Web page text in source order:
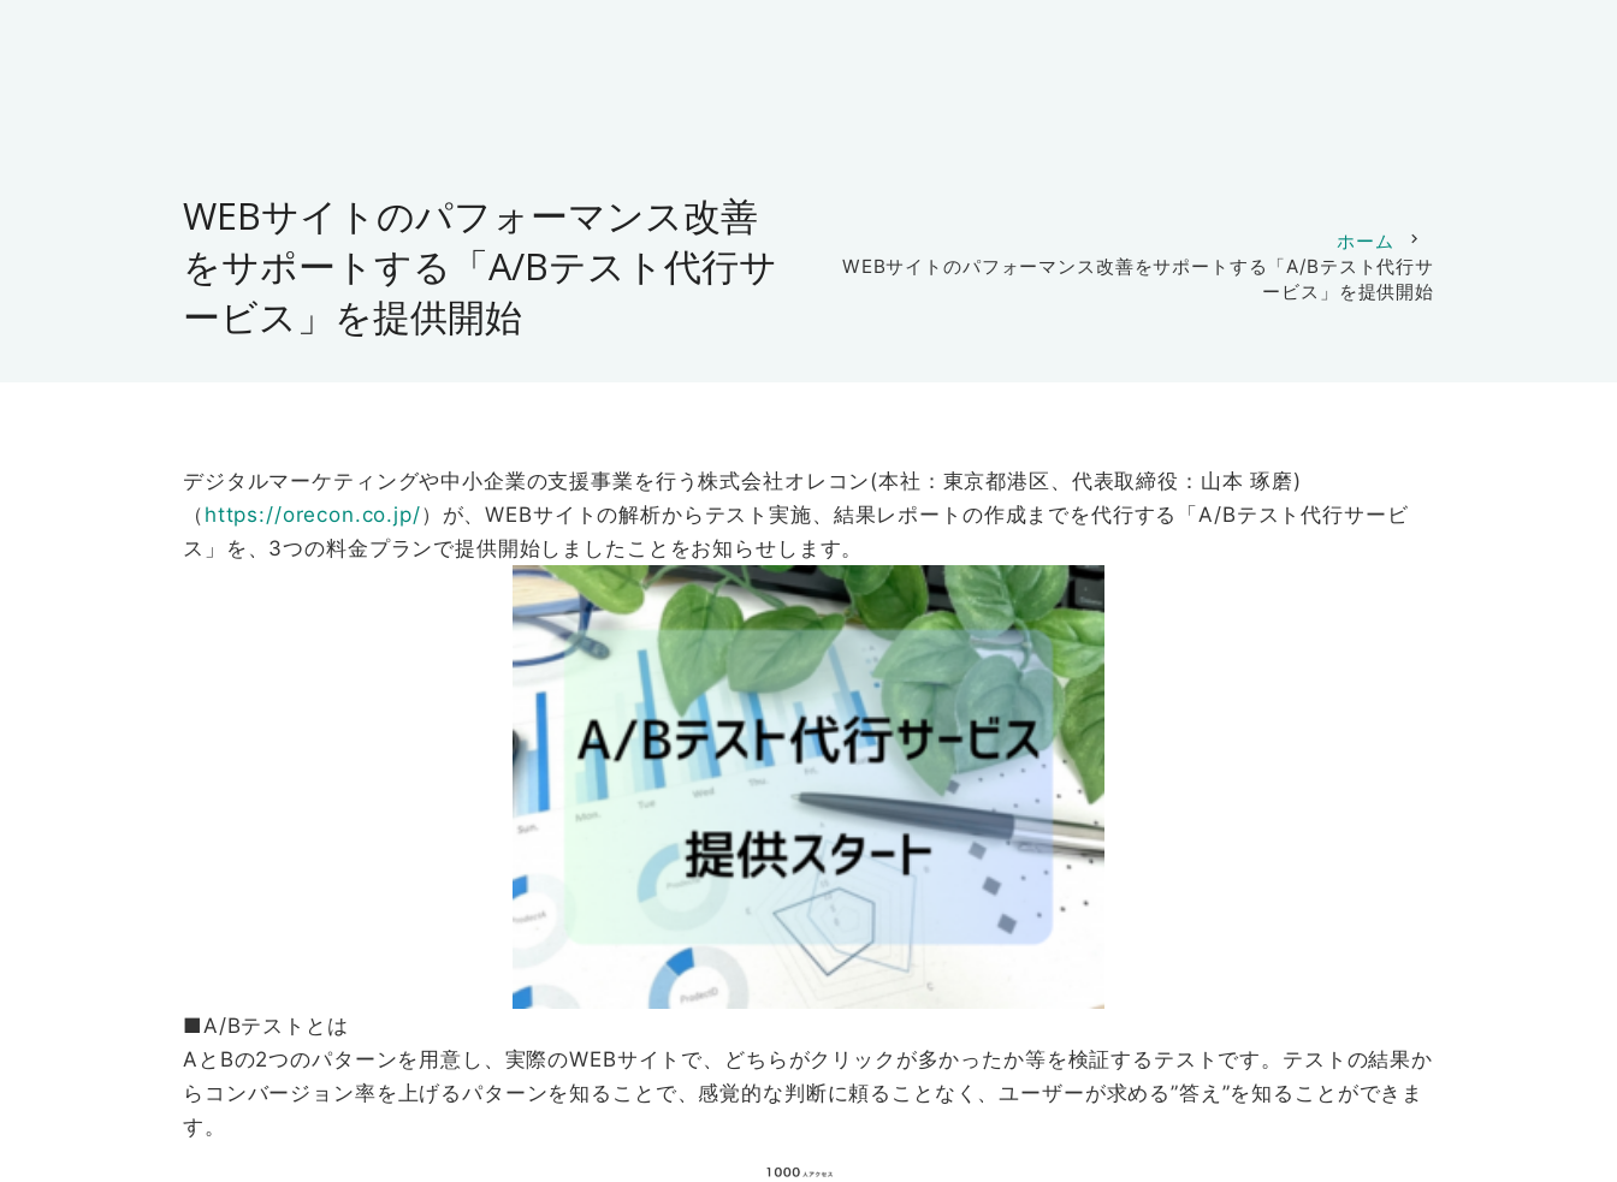
WEBサイトのパフォーマンス改善
をサポートする「A/Bテスト代行サ
ービス」を提供開始
ホーム chevron_right
WEBサイトのパフォーマンス改善をサポートする「A/Bテスト代行サ
ービス」を提供開始
デジタルマーケティングや中小企業の支援事業を行う株式会社オレコン(本社：東京都港区、代表取締役：山本 琢磨)
（ https://orecon.co.jp/）が、WEBサイトの解析からテスト実施、結果レポートの作成までを代行する「A/Bテスト代行サービ
ス」を、3つの料金プランで提供開始しましたことをお知らせします。
■A/Bテストとは
AとBの2つのパターンを用意し、実際のWEBサイトで、どちらがクリックが多かったか等を検証するテストです。テストの結果か
らコンバージョン率を上げるパターンを知ることで、感覚的な判断に頼ることなく、ユーザーが求める”答え”を知ることができま
す。